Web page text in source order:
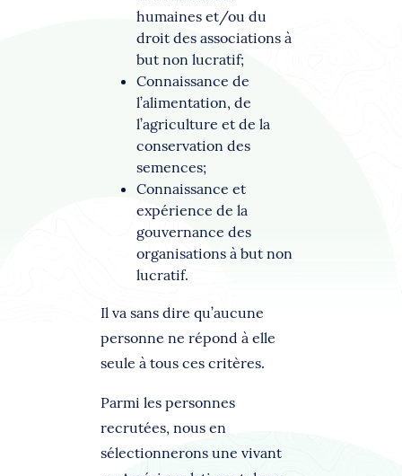
humaines et/ou du
droit des associations à
but non lucratif;
Connaissance de
l’alimentation, de
l’agriculture et de la
conservation des
semences;
Connaissance et
expérience de la
gouvernance des
organisations à but non
lucratif.
Il va sans dire qu’aucune
personne ne répond à elle
seule à tous ces critères.
Parmi les personnes
recrutées, nous en
sélectionnerons une vivant